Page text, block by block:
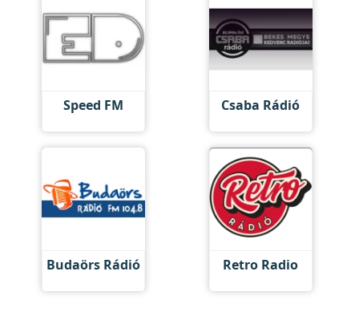
Speed FM Csaba Rádió
Budaörs Rádió Retro Radio